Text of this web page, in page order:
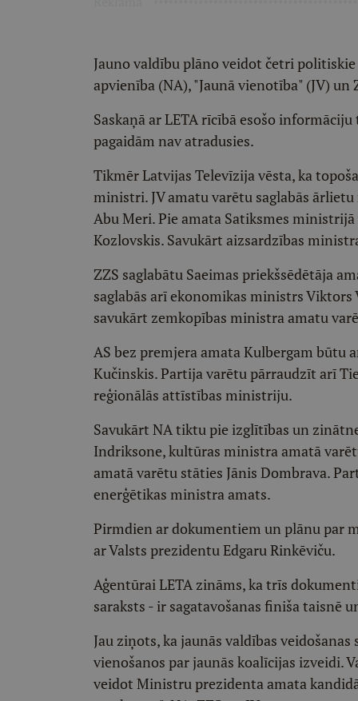
Jauno valdību plāno veidot četri
apvienība (NA), "Jaunā vienotība" (JV)
Saskaņā ar LETA rīcībā esošo
pagaidām nav atradusies.
Tikmēr Latvijas Televīzija vēsta, ka
ministri. JV amatu varētu saglabās
Abu Meri. Pie amata Satiksmes
Kozlovskis. Savukārt aizsardzības
ZZS saglabātu Saeimas priekšsēdētāja
saglabās arī ekonomikas ministrs
savukārt zemkopības ministra amatu
AS bez premjera amata Kulbergam
Kučinskis. Partija varētu pārraudzīt arī
reģionālās attīstības ministriju.
Savukārt NA tiktu pie izglītības un
Indriksone, kultūras ministra amatā
amatā varētu stāties Jānis Dombrava.
enerģētikas ministra amats.
Pirmdien ar dokumentiem un plānu par
ar Valsts prezidentu Edgaru Rinkēviču.
Aģentūrai LETA zināms, ka trīs
saraksts - ir sagatavošanas finiša taisnē
Jau ziņots, ka jaunās valdības
vienošanos par jaunās koalīcijas izveidi.
veidot Ministru prezidenta amata